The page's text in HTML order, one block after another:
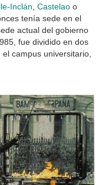
Inclán Castelaoo
tenía sede en el
actual del gobierno
fue dividido en dos
campus universitario,